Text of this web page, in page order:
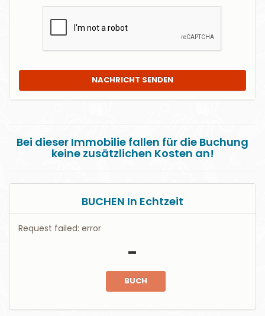
NACHRICHT SENDEN
Bei dieser Immobilie fallen für die Buchung
keine zusätzlichen Kosten an!
BUCHEN In Echtzeit
Request failed: error
-
BUCH